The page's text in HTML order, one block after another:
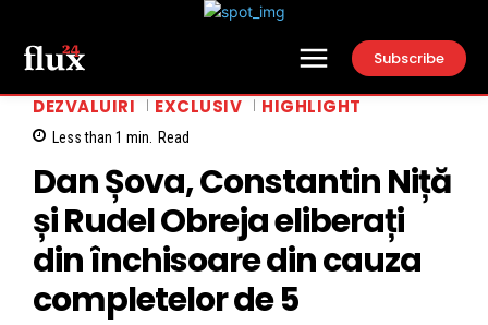
Subscribe
DEZVALUIRI EXCLUSIV HIGHLIGHT
Less than 1 min. Read
Dan Șova, Constantin Niță
și Rudel Obreja eliberați
din închisoare din cauza
completelor de 5